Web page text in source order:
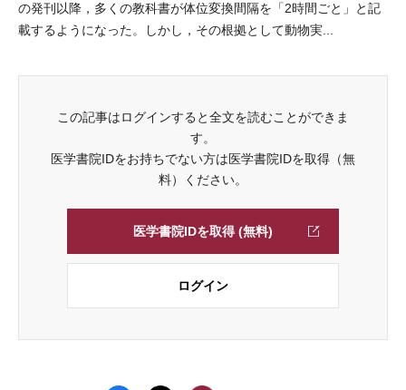
の発刊以降，多くの教科書が体位変換間隔を「2時間ごと」と記
載するようになった。しかし，その根拠として動物実...
この記事はログインすると全文を読むことができま
す。
医学書院IDをお持ちでない方は医学書院IDを取得（無
料）ください。
医学書院IDを取得 (無料)
ログイン